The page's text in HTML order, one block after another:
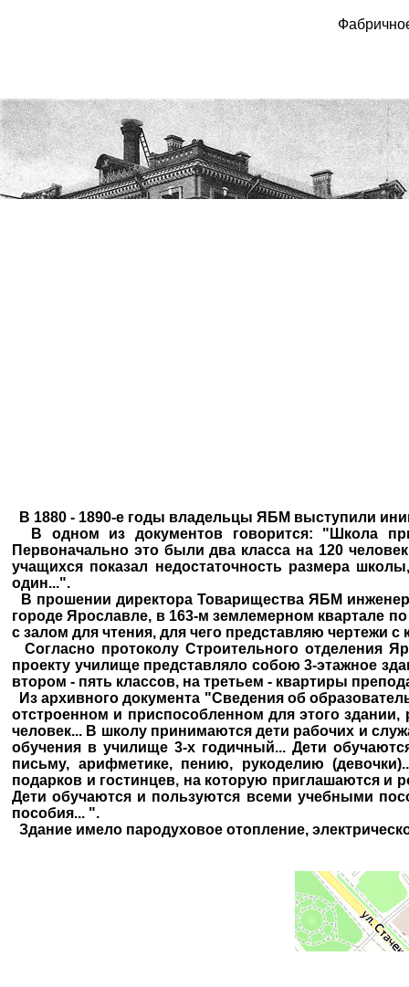
В 1880 - 1890-е годы владельцы ЯБМ выступили
В одном из документов говорится: "Школа
Первоначально это были два класса на 120
учащихся показал недостаточность размера
один...".
В прошении директора Товарищества ЯБМ
городе Ярославле, в 163-м землемерном квартале
с залом для чтения, для чего представляю чертежи с
Согласно протоколу Строительного отделения
проекту училище представляло собою 3-этажное
втором - пять классов, на третьем - квартиры
Из архивного документа "Сведения об
отстроенном и приспособленном для этого
человек... В школу принимаются дети рабочих и
обучения в училище 3-х годичный... Дети
письму, арифметике, пению, рукоделию
подарков и гостинцев, на которую приглашаются и
Дети обучаются и пользуются всеми учебными
пособия... ".
Здание имело пародуховое отопление,